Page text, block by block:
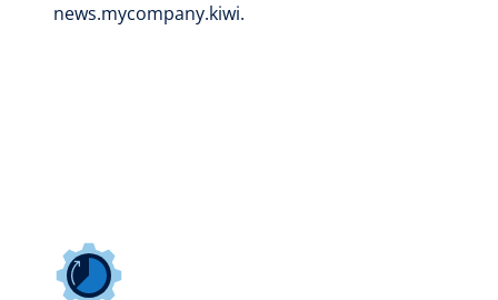
news.mycompany.kiwi.